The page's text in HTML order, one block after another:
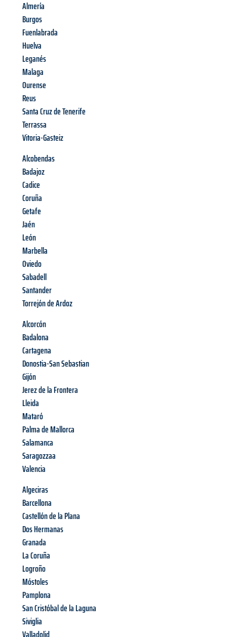
Almería
Burgos
Fuenlabrada
Huelva
Leganés
Malaga
Ourense
Reus
Santa Cruz de Tenerife
Terrassa
Vitoria-Gasteiz
Alcobendas
Badajoz
Cadice
Coruña
Getafe
Jaén
León
Marbella
Oviedo
Sabadell
Santander
Torrejón de Ardoz
Alcorcón
Badalona
Cartagena
Donostia-San Sebastian
Gijón
Jerez de la Frontera
Lleida
Mataró
Palma de Mallorca
Salamanca
Saragozzaa
Valencia
Algeciras
Barcellona
Castellón de la Plana
Dos Hermanas
Granada
La Coruña
Logroño
Móstoles
Pamplona
San Cristóbal de la Laguna
Siviglia